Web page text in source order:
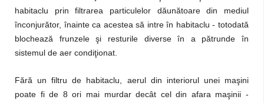
habitaclu prin filtrarea particulelor dăunătoare din mediul
înconjurător, înainte ca acestea să intre în habitaclu - totodată
blochează frunzele şi resturile diverse în a pătrunde în
sistemul de aer condiţionat.
Fără un filtru de habitaclu, aerul din interiorul unei maşini
poate fi de 8 ori mai murdar decât cel din afara maşinii -